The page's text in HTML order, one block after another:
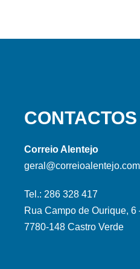
CONTACTOS
Correio Alentejo
geral@correioalentejo.com
Tel.: 286 328 417
Rua Campo de Ourique, 6
7780-148 Castro Verde